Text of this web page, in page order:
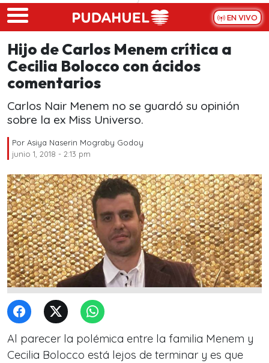
Skip to main content
EN VIVO
Hijo de Carlos Menem crítica a
Cecilia Bolocco con ácidos
comentarios
Carlos Nair Menem no se guardó su opinión
sobre la ex Miss Universo.
Por Asiya Naserin Mograby Godoy
junio 1, 2018 - 2:13 pm
Al parecer la polémica entre la familia Menem y
Cecilia Bolocco está lejos de terminar y es que